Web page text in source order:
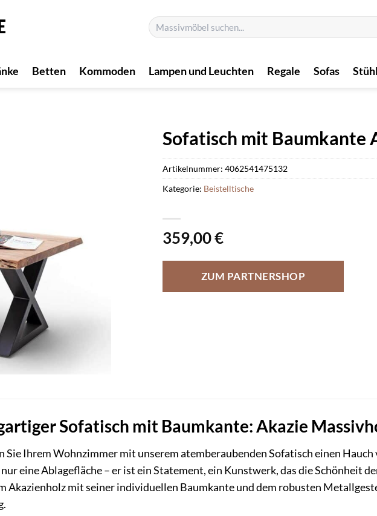
Suchen
nach:
Betten Kommoden Lampen und Leuchten Regale Sofas
Sofatisch mit Baumkante
359,00€
ZUM PARTNERSHOP
Artikelnummer: 4062541475132
Kategorie: Beistelltische
Sofatisch mit Baumkante: Akazie
Sie Ihrem Wohnzimmer mit unserem atemberaubenden Sofatisch einen
nur eine Ablagefläche – er ist ein Statement, ein Kunstwerk, das die Schönheit
Akazienholz mit seiner individuellen Baumkante und dem robusten